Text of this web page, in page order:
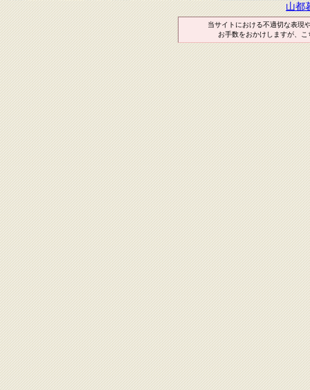
山都
当サイトにおける不適切な表現
お手数をおかけしますが、こ